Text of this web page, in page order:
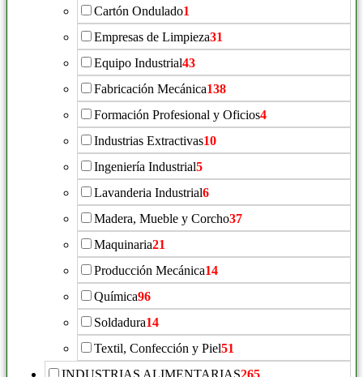
Cartón Ondulado1
Empresas de Limpieza31
Equipo Industrial43
Fabricación Mecánica138
Formación Profesional y Oficios4
Industrias Extractivas10
Ingeniería Industrial5
Lavanderia Industrial6
Madera, Mueble y Corcho37
Maquinaria21
Producción Mecánica14
Química96
Soldadura14
Textil, Confección y Piel51